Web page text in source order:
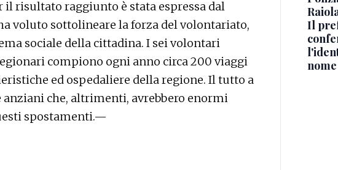
il risultato raggiunto è stata espressa dal
voluto sottolineare la forza del volontariato,
sociale della cittadina. I sei volontari
compiono ogni anno circa 200 viaggi
ed ospedaliere della regione. Il tutto a
che, altrimenti, avrebbero enormi
spostamenti.—
Il
nome